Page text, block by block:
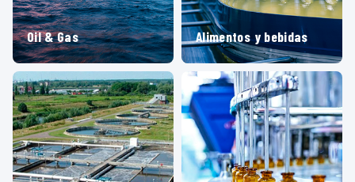
Oil & Gas Alimentos y bebidas